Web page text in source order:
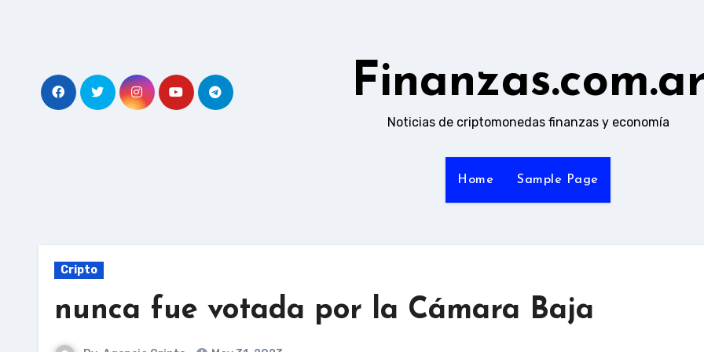
Noticias de criptomonedas finanzas y economía
Home Sample Page
Cripto
nunca fue votada por la Cámara Baja